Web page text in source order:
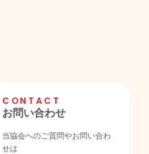
CONTACT
お問い合わせ
当協会へのご質問やお問い合わ
せは